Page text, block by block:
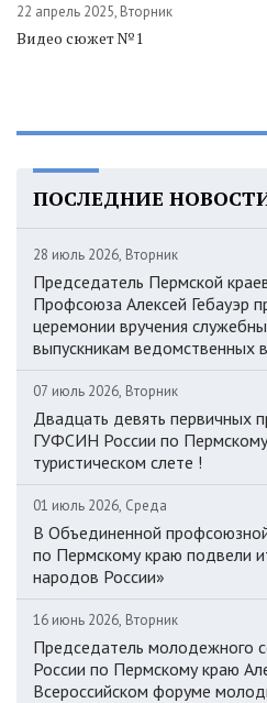
22 апрель 2025, Вторник
Видео сюжет №1
ПОСЛЕДНИЕ
28 июль 2026, Вторник
Председатель Пермской
Профсоюза Алексей Гебауэр
церемонии вручения
выпускникам
07 июль 2026, Вторник
Двадцать девять первичных
ГУФСИН России по Пермскому
туристическом слете !
01 июль 2026, Среда
В Объединенной
по Пермскому краю подвели
народов России»
16 июнь 2026, Вторник
Председатель
России по Пермскому краю
Всероссийском форуме